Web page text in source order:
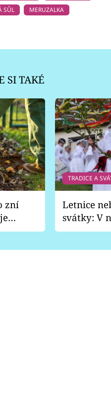
SŮL
MERUZALKA
SI TAKÉ
zní
TRADICE A
Letnice
svátky: V
pondělí